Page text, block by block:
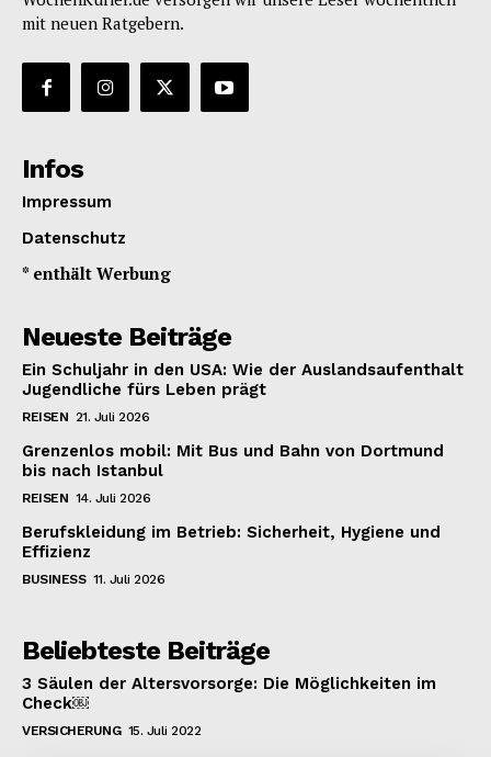
mit neuen Ratgebern.
Infos
Impressum
Datenschutz
* enthält Werbung
Neueste Beiträge
Ein Schuljahr in den USA: Wie der Auslandsaufenthalt
Jugendliche fürs Leben prägt
REISEN 21. Juli 2026
Grenzenlos mobil: Mit Bus und Bahn von Dortmund
bis nach Istanbul
REISEN 14. Juli 2026
Berufskleidung im Betrieb: Sicherheit, Hygiene und
Effizienz
BUSINESS 11. Juli 2026
Beliebteste Beiträge
3 Säulen der Altersvorsorge: Die Möglichkeiten im
Check￼
VERSICHERUNG 15. Juli 2022